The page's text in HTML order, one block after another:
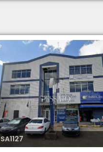
SA1127